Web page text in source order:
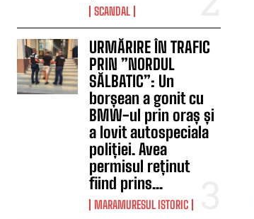
SCANDAL
URMĂRIRE ÎN TRAFIC
PRIN ”NORDUL
SĂLBATIC”: Un
borșean a gonit cu
BMW-ul prin oraș și
a lovit autospeciala
poliției. Avea
permisul reținut
fiind prins...
MARAMURESUL ISTORIC